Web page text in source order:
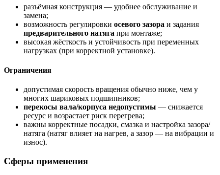
разъёмная конструкция — удобнее обслуживание и
замена;
возможность регулировки осевого зазора и задания
предварительного натяга при монтаже;
высокая жёсткость и устойчивость при переменных
нагрузках (при корректной установке).
Ограничения
допустимая скорость вращения обычно ниже, чем у
многих шариковых подшипников;
перекосы вала/корпуса недопустимы — снижается
ресурс и возрастает риск перегрева;
важны корректные посадки, смазка и настройка зазора/
натяга (натяг влияет на нагрев, а зазор — на вибрации и
износ).
Сферы применения